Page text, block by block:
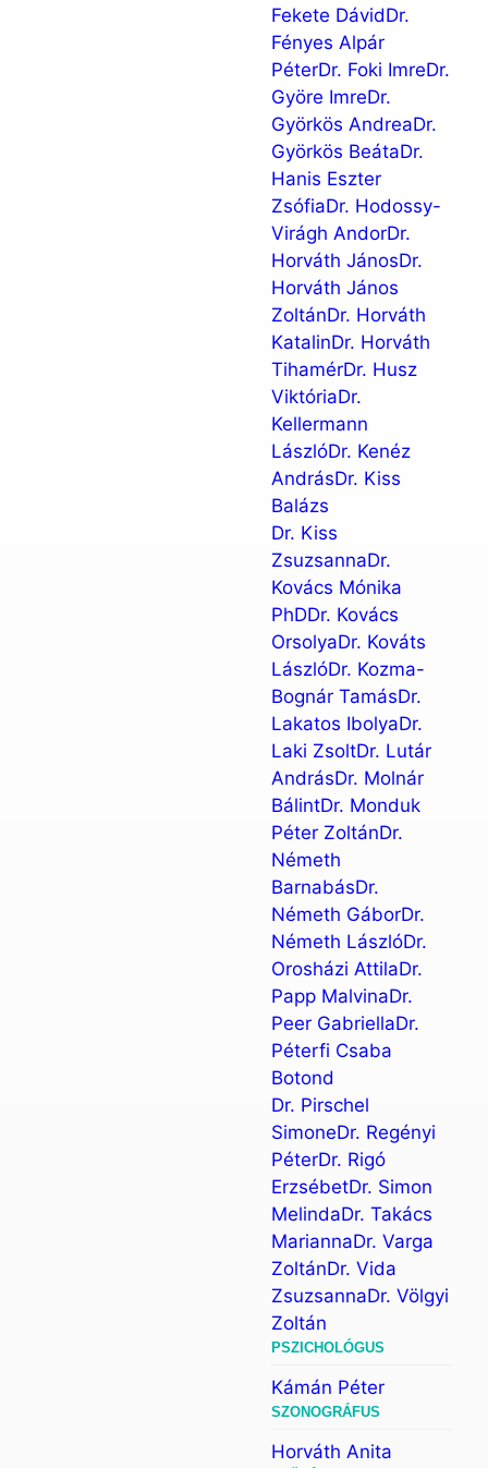
Fekete DávidDr.
Fényes Alpár
PéterDr. Foki ImreDr.
Györe ImreDr.
Györkös AndreaDr.
Györkös BeátaDr.
Hanis Eszter
ZsófiaDr. Hodossy-
Virágh AndorDr.
Horváth JánosDr.
Horváth János
ZoltánDr. Horváth
KatalinDr. Horváth
TihamérDr. Husz
ViktóriaDr.
Kellermann
LászlóDr. Kenéz
AndrásDr. Kiss
Balázs
Dr. Kiss
ZsuzsannaDr.
Kovács Mónika
PhDDr. Kovács
OrsolyaDr. Kováts
LászlóDr. Kozma-
Bognár TamásDr.
Lakatos IbolyaDr.
Laki ZsoltDr. Lutár
AndrásDr. Molnár
BálintDr. Monduk
Péter ZoltánDr.
Németh
BarnabásDr.
Németh GáborDr.
Németh LászlóDr.
Orosházi AttilaDr.
Papp MalvinaDr.
Peer GabriellaDr.
Péterfi Csaba
Botond
Dr. Pirschel
SimoneDr. Regényi
PéterDr. Rigó
ErzsébetDr. Simon
MelindaDr. Takács
MariannaDr. Varga
ZoltánDr. Vida
ZsuzsannaDr. Völgyi
Zoltán
PSZICHOLÓGUS
Kámán Péter
SZONOGRÁFUS
Horváth Anita